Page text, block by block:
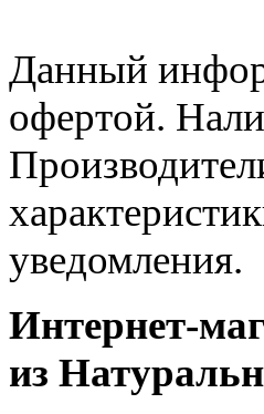
Данный
офертой.
уведомления.
Интернет-
из